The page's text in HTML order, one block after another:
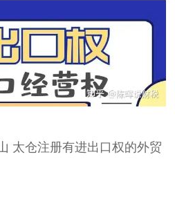
太仓注册有进出口权的外贸